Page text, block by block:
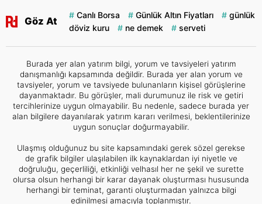
Göz At
Canlı Borsa Günlük Altın Fiyatları
günlük
döviz kuru
ne demek serveti
Burada yer alan yatırım bilgi, yorum ve tavsiyeleri yatırım
danışmanlığı kapsamında değildir. Burada yer alan yorum ve
tavsiyeler, yorum ve tavsiyede bulunanların kişisel görüşlerine
dayanmaktadır. Bu görüşler, mali durumunuz ile risk ve getiri
tercihlerinize uygun olmayabilir. Bu nedenle, sadece burada yer
alan bilgilere dayanılarak yatırım kararı verilmesi, beklentilerinize
uygun sonuçlar doğurmayabilir.
Ulaşmış olduğunuz bu site kapsamındaki gerek sözel gerekse
de grafik bilgiler ulaşılabilen ilk kaynaklardan iyi niyetle ve
doğruluğu, geçerliliği, etkinliği velhasıl her ne şekil ve surette
olursa olsun herhangi bir karar dayanak oluşturması hususunda
herhangi bir teminat, garanti oluşturmadan yalnızca bilgi
edinilmesi amacıyla toplanmıştır.